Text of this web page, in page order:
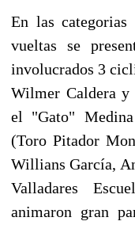
En las
vueltas se
involucrados 3
Wilmer Caldera y
el "Gato"
(Toro Pitador
Willians García,
Valladares
animaron gran